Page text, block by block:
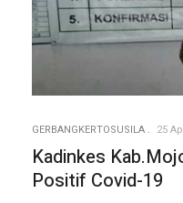
GERBANGKERTOSUSILA 25
Kadinkes
Positif Covid-19